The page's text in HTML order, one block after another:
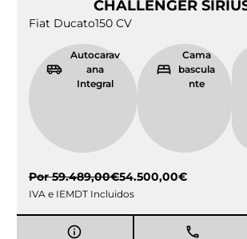
CHALLENGER
Fiat Ducato150 CV
Autocarav
ana
Integral
Cama
bascula
nte
Por59.489,00€54.500,00€
IVA e IEMDT Incluidos